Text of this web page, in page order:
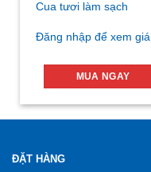
Cua tươi làm sạch
Đăng nhập để xem giá
MUA NGAY
ĐẶT HÀNG